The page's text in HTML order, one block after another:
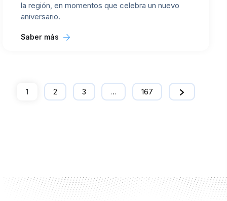
la región, en momentos que celebra un nuevo
aniversario.
Saber más
1 2 3 … 167